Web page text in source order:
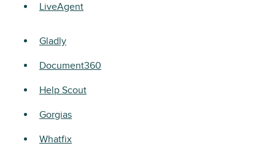
LiveAgent
Gladly
Document360
Help Scout
Gorgias
Whatfix